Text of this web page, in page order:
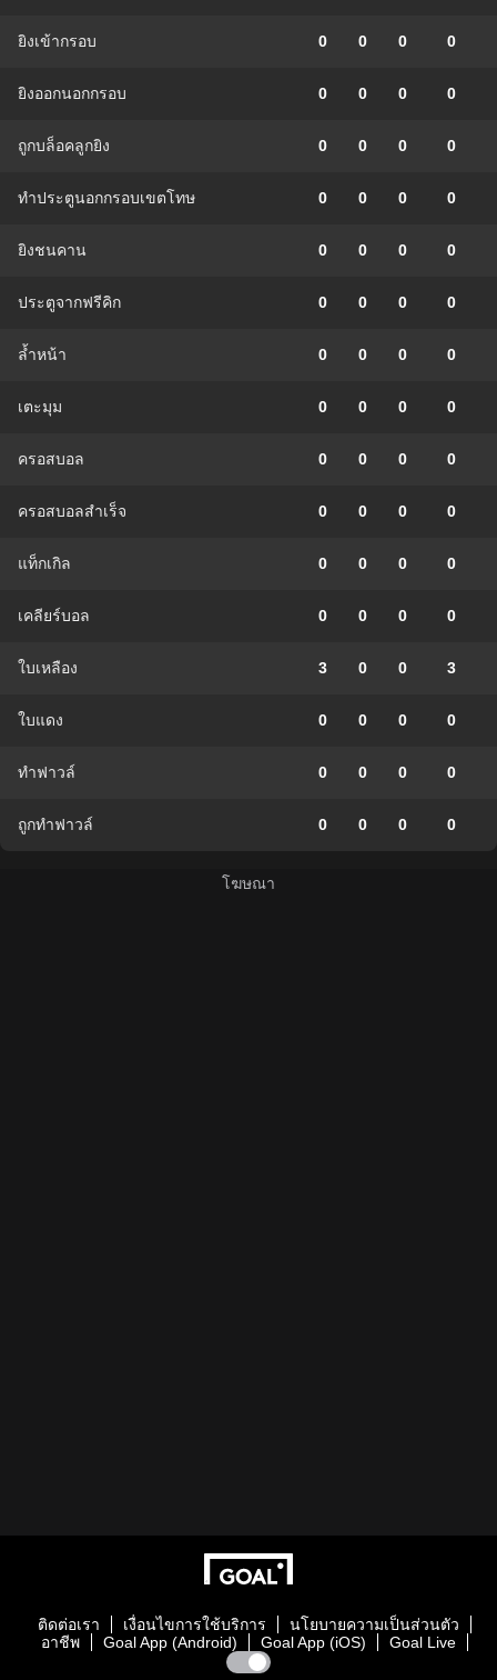
ยิงเข้ากรอบ 0 0 0 0
ยิงออกนอกกรอบ 0 0 0 0
ถูกบล็อคลูกยิง 0 0 0 0
ทำประตูนอกกรอบเขตโทษ 0 0 0 0
ยิงชนคาน 0 0 0 0
ประตูจากฟรีคิก 0 0 0 0
ล้ำหน้า 0 0 0 0
เตะมุม 0 0 0 0
ครอสบอล 0 0 0 0
ครอสบอลสำเร็จ 0 0 0 0
แท็กเกิล 0 0 0 0
เคลียร์บอล 0 0 0 0
ใบเหลือง 3 0 0 3
ใบแดง 0 0 0 0
ทำฟาวล์ 0 0 0 0
ถูกทำฟาวล์ 0 0 0 0
ติดต่อเรา เงื่อนไขการใช้บริการ
นโยบายความเป็นส่วนตัว
อาชีพ
Goal App (Android) Goal App (iOS) Goal Live